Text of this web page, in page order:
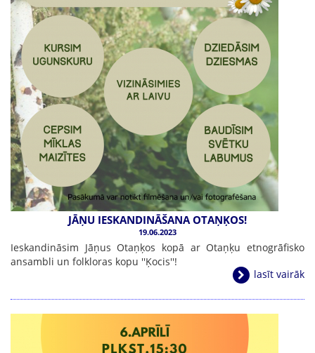
JĀŅU IESKANDINĀŠANA OTAŅĶOS!
19.06.2023
Ieskandināsim Jāņus Otaņķos kopā ar Otaņķu etnogrāfisko
ansambli un folkloras kopu ''Ķocis''!
lasīt vairāk